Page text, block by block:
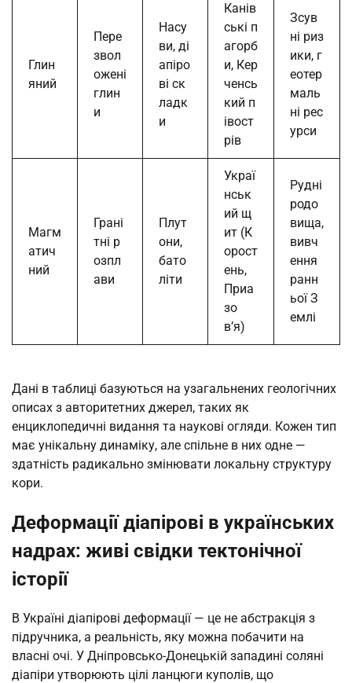
Глин
яний
Пере
звол
ожені
глин
и
Насу
ви, ді
апіро
ві ск
ладк
и
Канів
ські п
агорб
и, Кер
ченсь
кий п
івост
рів
Зсув
ні риз
ики, г
еотер
маль
ні рес
урси
Магм
атич
ний
Грані
тні р
озпл
ави
Плут
они,
бато
літи
Украї
нськ
ий щ
ит (К
орост
ень,
Приа
зо
в’я)
Рудні
родо
вища,
вивч
ення
ранн
ьої З
емлі
Дані в таблиці базуються на узагальнених геологічних
описах з авторитетних джерел, таких як
енциклопедичні видання та наукові огляди. Кожен тип
має унікальну динаміку, але спільне в них одне —
здатність радикально змінювати локальну структуру
кори.
Деформації діапірові в українських
надрах: живі свідки тектонічної
історії
В Україні діапірові деформації — це не абстракція з
підручника, а реальність, яку можна побачити на
власні очі. У Дніпровсько-Донецькій западині соляні
діапіри утворюють цілі ланцюги куполів, що